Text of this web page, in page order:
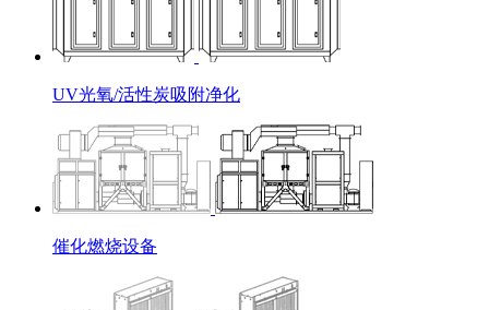
UV光氧/活性炭吸附净化
催化燃烧设备